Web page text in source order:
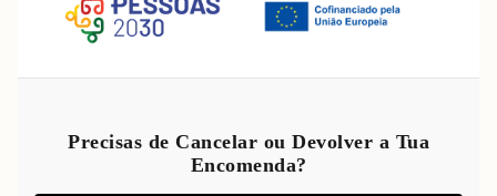
Precisas de Cancelar ou Devolver a Tua
Encomenda?
Política de privacidade
Termos do serviço